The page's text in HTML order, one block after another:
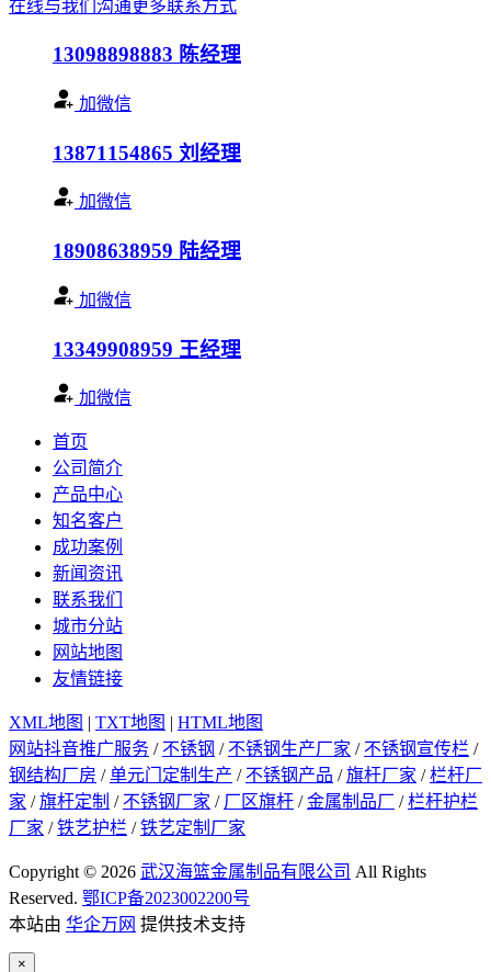
在线与我们沟通更多联系方式
13098898883 陈经理
加微信
13871154865 刘经理
加微信
18908638959 陆经理
加微信
13349908959 王经理
加微信
首页
公司简介
产品中心
知名客户
成功案例
新闻资讯
联系我们
城市分站
网站地图
友情链接
XML地图 | TXT地图 | HTML地图
网站抖音推广服务 / 不锈钢 / 不锈钢生产厂家 / 不锈钢宣传栏 /
钢结构厂房 /单元门定制生产 / 不锈钢产品 /旗杆厂家 /栏杆厂
家 /旗杆定制 / 不锈钢厂家 / 厂区旗杆 /金属制品厂 /栏杆护栏
厂家 /铁艺护栏 /铁艺定制厂家
Copyright © 2026 武汉海篮金属制品有限公司 All Rights
Reserved. 鄂ICP备2023002200号
本站由 华企万网 提供技术支持
×